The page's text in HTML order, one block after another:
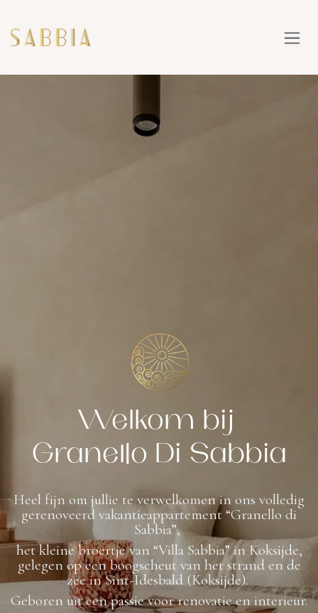
Welkom bij
Granello Di Sabbia
Heel fijn om jullie te verwelkomen in ons volledig
gerenoveerd vakantieappartement “Granello di
Sabbia”,
het kleine broertje van “Villa Sabbia” in Koksijde,
gelegen op een boogscheut van het strand en de
zee in Sint-Idesbald (Koksijde).
Geboren uit een passie voor renovatie en interieur.